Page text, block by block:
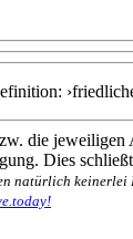
die jeweiligen
Dies
natürlich